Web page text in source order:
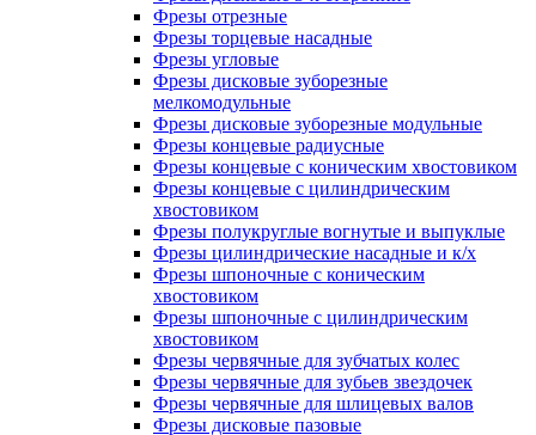
Фрезы отрезные
Фрезы торцевые насадные
Фрезы угловые
Фрезы дисковые зуборезные
мелкомодульные
Фрезы дисковые зуборезные модульные
Фрезы концевые радиусные
Фрезы концевые с коническим хвостовиком
Фрезы концевые с цилиндрическим
хвостовиком
Фрезы полукруглые вогнутые и выпуклые
Фрезы цилиндрические насадные и к/х
Фрезы шпоночные с коническим
хвостовиком
Фрезы шпоночные с цилиндрическим
хвостовиком
Фрезы червячные для зубчатых колес
Фрезы червячные для зубьев звездочек
Фрезы червячные для шлицевых валов
Фрезы дисковые пазовые